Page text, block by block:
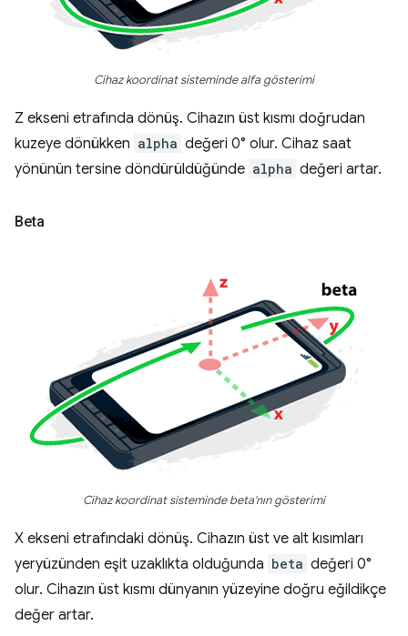
Cihaz koordinat sisteminde alfa gösterimi
Z ekseni etrafında dönüş. Cihazın üst kısmı doğrudan
kuzeye dönükken alpha değeri 0° olur. Cihaz saat
yönünün tersine döndürüldüğünde alpha değeri artar.
Beta
Cihaz koordinat sisteminde beta'nın gösterimi
X ekseni etrafındaki dönüş. Cihazın üst ve alt kısımları
yeryüzünden eşit uzaklıkta olduğunda beta değeri 0°
olur. Cihazın üst kısmı dünyanın yüzeyine doğru eğildikçe
değer artar.